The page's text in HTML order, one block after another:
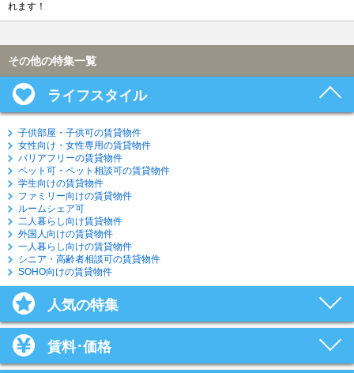
れます！
その他の特集一覧
ライフスタイル
子供部屋・子供可の賃貸物件
女性向け・女性専用の賃貸物件
バリアフリーの賃貸物件
ペット可・ペット相談可の賃貸物件
学生向けの賃貸物件
ファミリー向けの賃貸物件
ルームシェア可
二人暮らし向け賃貸物件
外国人向けの賃貸物件
一人暮らし向けの賃貸物件
シニア・高齢者相談可の賃貸物件
SOHO向けの賃貸物件
人気の特集
賃料･価格